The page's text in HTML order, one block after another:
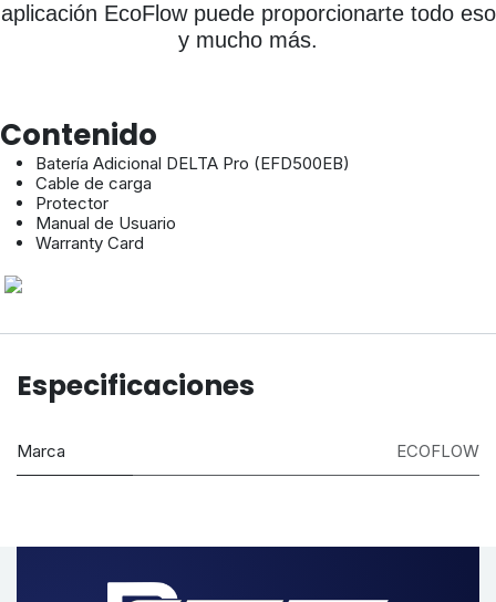
aplicación EcoFlow puede proporcionarte todo eso
y mucho más.
Contenido
Batería Adicional DELTA Pro (EFD500EB)
Cable de carga
Protector
Manual de Usuario
Warranty Card
Especificaciones
Marca ECOFLOW